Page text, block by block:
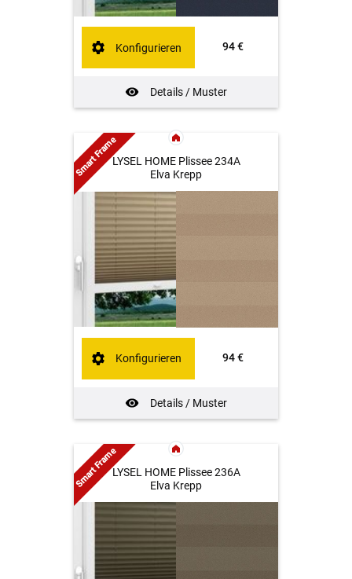
94 €
Details / Muster
Konfigurieren
LYSEL HOME Plissee 234A
Elva Krepp
94 €
Details / Muster
Konfigurieren
Smart Frame
LYSEL HOME Plissee 236A
Elva Krepp
Smart Frame